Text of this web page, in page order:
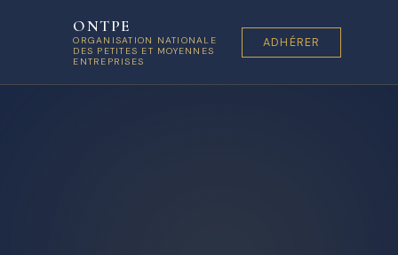
ONTPE
ORGANISATION NATIONALE
DES PETITES ET MOYENNES
ENTREPRISES
ADHÉRER